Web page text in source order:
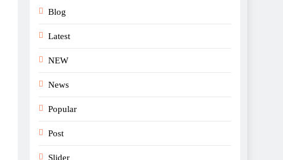
Blog
Latest
NEW
News
Popular
Post
Slider